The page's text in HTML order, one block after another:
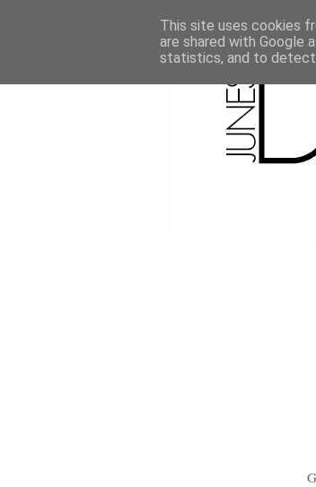
This site uses cookies
are shared with Google
statistics, and to detect